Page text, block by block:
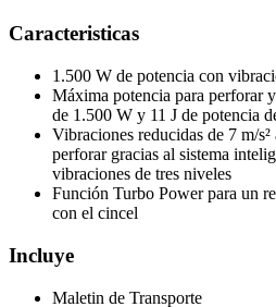
Caracteristicas
1.500 W de potencia con
Máxima potencia para perforar
de 1.500 W y 11 J de potencia
Vibraciones reducidas de 7 m/
perforar gracias al sistema
vibraciones de tres niveles
Función Turbo Power para un
con el cincel
Incluye
Maletin de Transporte